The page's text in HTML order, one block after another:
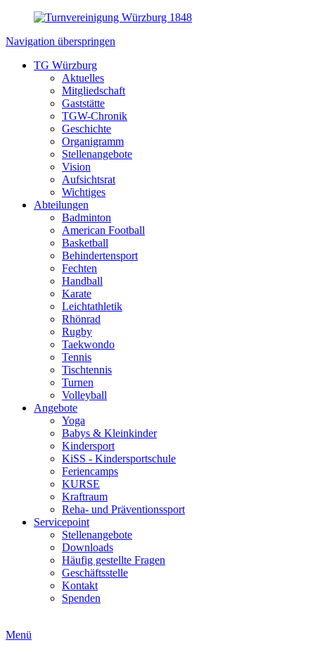
Navigation überspringen
TG Würzburg
Aktuelles
Mitgliedschaft
Gaststätte
TGW-Chronik
Geschichte
Organigramm
Stellenangebote
Vision
Aufsichtsrat
Wichtiges
Abteilungen
Badminton
American Football
Basketball
Behindertensport
Fechten
Handball
Karate
Leichtathletik
Rhönrad
Rugby
Taekwondo
Tennis
Tischtennis
Turnen
Volleyball
Angebote
Yoga
Babys & Kleinkinder
Kindersport
KiSS - Kindersportschule
Feriencamps
KURSE
Kraftraum
Reha- und Präventionssport
Servicepoint
Stellenangebote
Downloads
Häufig gestellte Fragen
Geschäftsstelle
Kontakt
Spenden
Menü